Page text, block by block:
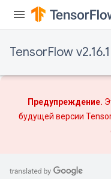
TensorFlow v2.16.1
Предупреждение.
будущей версии